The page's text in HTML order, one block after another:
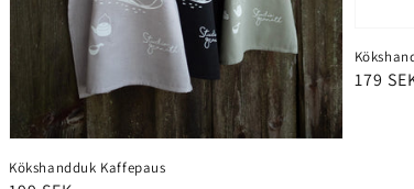
Kökshandduk Kaffepaus
179